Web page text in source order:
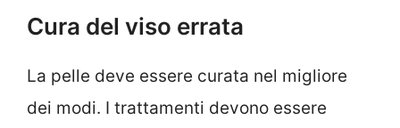
Cura del viso errata
La pelle deve essere curata nel migliore
dei modi. I trattamenti devono essere